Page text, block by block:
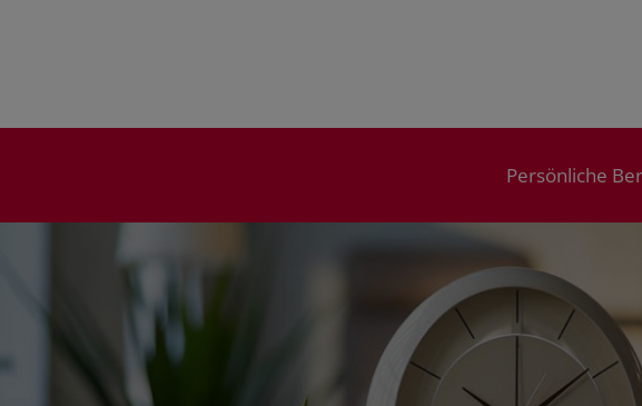
Persönliche